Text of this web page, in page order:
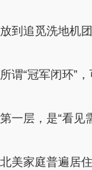
放到追觅洗地机
所谓“冠军闭环”
第一层，是“看见
北美家庭普遍居